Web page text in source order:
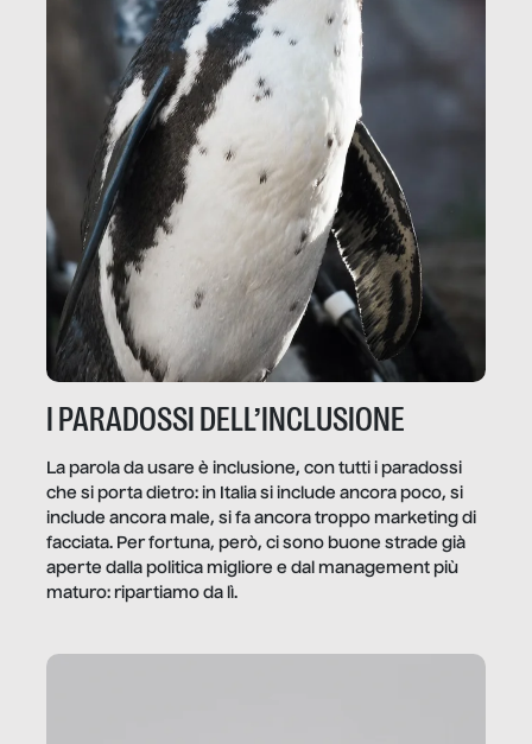
I PARADOSSI DELL’INCLUSIONE
La parola da usare è inclusione, con tutti i paradossi
che si porta dietro: in Italia si include ancora poco, si
include ancora male, si fa ancora troppo marketing di
facciata. Per fortuna, però, ci sono buone strade già
aperte dalla politica migliore e dal management più
maturo: ripartiamo da lì.